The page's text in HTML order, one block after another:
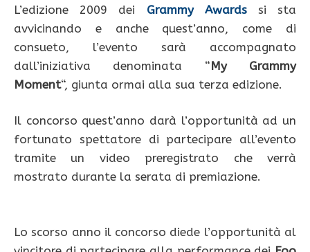
L’edizione 2009 dei Grammy Awardssi sta
avvicinando e anche quest’anno, come di
consueto, l’evento sarà accompagnato
dall’iniziativa denominata “My Grammy
Moment“, giunta ormai alla sua terza edizione.
Il concorso quest’anno darà l’opportunità ad un
fortunato spettatore di partecipare all’evento
tramite un video preregistrato che verrà
mostrato durante la serata di premiazione.
Lo scorso anno il concorso diede l’opportunità al